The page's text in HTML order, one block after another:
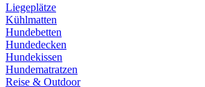
Liegeplätze
Kühlmatten
Hundebetten
Hundedecken
Hundekissen
Hundematratzen
Reise & Outdoor